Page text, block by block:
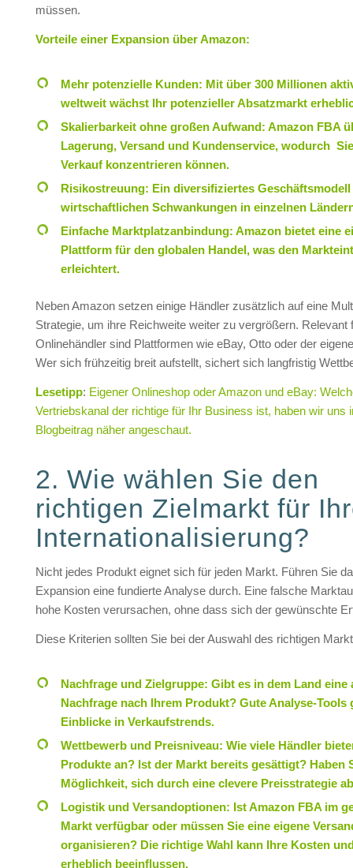
müssen.
Vorteile einer Expansion über Amazon:
Mehr potenzielle Kunden: Mit über 300 Millionen
weltweit wächst Ihr potenzieller Absatzmarkt
Skalierbarkeit ohne großen Aufwand: Amazon FBA
Lagerung, Versand und Kundenservice, wodurch
Verkauf konzentrieren können.
Risikostreuung: Ein diversifiziertes
wirtschaftlichen Schwankungen in einzelnen
Einfache Marktplatzanbindung: Amazon bietet eine
Plattform für den globalen Handel, was den
erleichtert.
Neben Amazon setzen einige Händler zusätzlich auf eine
Strategie, um ihre Reichweite weiter zu vergrößern. Relevant
Onlinehändler sind Plattformen wie eBay, Otto oder der
Wer sich frühzeitig breit aufstellt, sichert sich langfristig
Lesetipp: Eigener Onlineshop oder Amazon und eBay:
Vertriebskanal der richtige für Ihr Business ist, haben wir uns
Blogbeitrag näher angeschaut.
2. Wie wählen Sie den
richtigen Zielmarkt für
Internationalisierung?
Nicht jedes Produkt eignet sich für jeden Markt. Führen Sie
Expansion eine fundierte Analyse durch. Eine falsche
hohe Kosten verursachen, ohne dass sich der gewünschte
Diese Kriterien sollten Sie bei der Auswahl des richtigen
Nachfrage und Zielgruppe: Gibt es in dem Land eine
Nachfrage nach Ihrem Produkt? Gute Analyse-Tools
Einblicke in Verkaufstrends.
Wettbewerb und Preisniveau: Wie viele Händler
Produkte an? Ist der Markt bereits gesättigt? Haben
Möglichkeit, sich durch eine clevere Preisstrategie
Logistik und Versandoptionen: Ist Amazon FBA im
Markt verfügbar oder müssen Sie eine eigene
organisieren? Die richtige Wahl kann Ihre Kosten
erheblich beeinflussen.